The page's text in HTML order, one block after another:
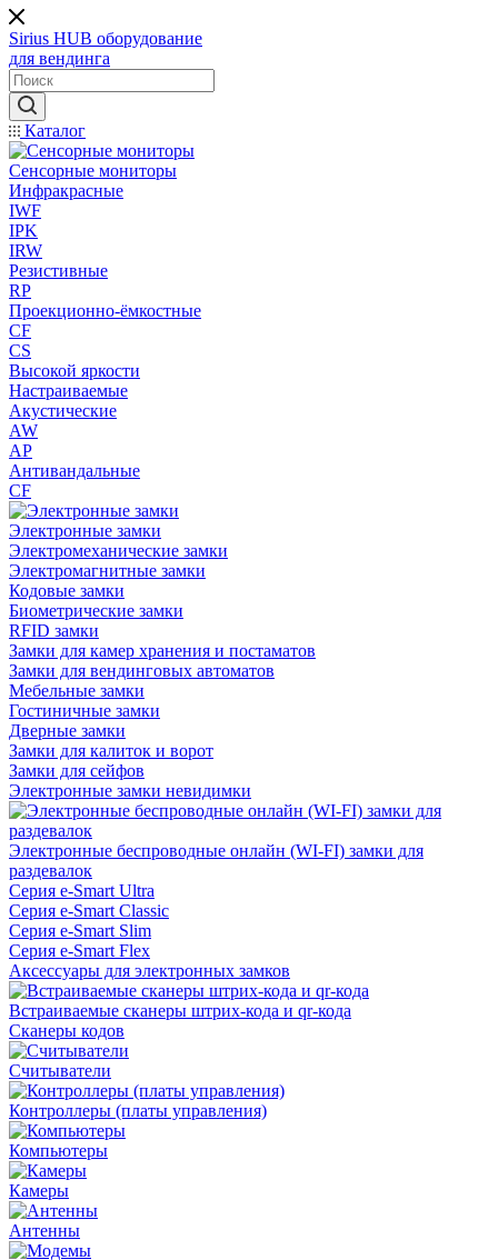
Sirius HUB оборудование
для вендинга
Каталог
Сенсорные мониторы
Инфракрасные
IWF
IPK
IRW
Резистивные
RP
Проекционно-ёмкостные
CF
CS
Высокой яркости
Настраиваемые
Акустические
AW
AP
Антивандальные
CF
Электронные замки
Электромеханические замки
Электромагнитные замки
Кодовые замки
Биометрические замки
RFID замки
Замки для камер хранения и постаматов
Замки для вендинговых автоматов
Мебельные замки
Гостиничные замки
Дверные замки
Замки для калиток и ворот
Замки для сейфов
Электронные замки невидимки
Электронные беспроводные онлайн (WI-FI) замки для
раздевалок
Серия e-Smart Ultra
Серия e-Smart Classic
Серия e-Smart Slim
Серия e-Smart Flex
Аксессуары для электронных замков
Встраиваемые сканеры штрих-кода и qr-кода
Сканеры кодов
Считыватели
Контроллеры (платы управления)
Компьютеры
Камеры
Антенны